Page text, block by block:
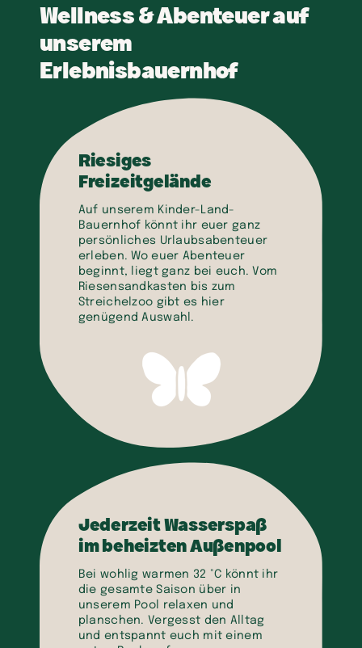
Wellness & Abenteuer auf
unserem
Erlebnisbauernhof
Riesiges
Freizeitgelände
Auf unserem Kinder-Land-
Bauernhof könnt ihr euer ganz
persönliches Urlaubsabenteuer
erleben. Wo euer Abenteuer
beginnt, liegt ganz bei euch. Vom
Riesensandkasten bis zum
Streichelzoo gibt es hier
genügend Auswahl.
Jederzeit Wasserspaß
im beheizten Außenpool
Bei wohlig warmen 32 °C könnt ihr
die gesamte Saison über in
unserem Pool relaxen und
planschen. Vergesst den Alltag
und entspannt euch mit einem